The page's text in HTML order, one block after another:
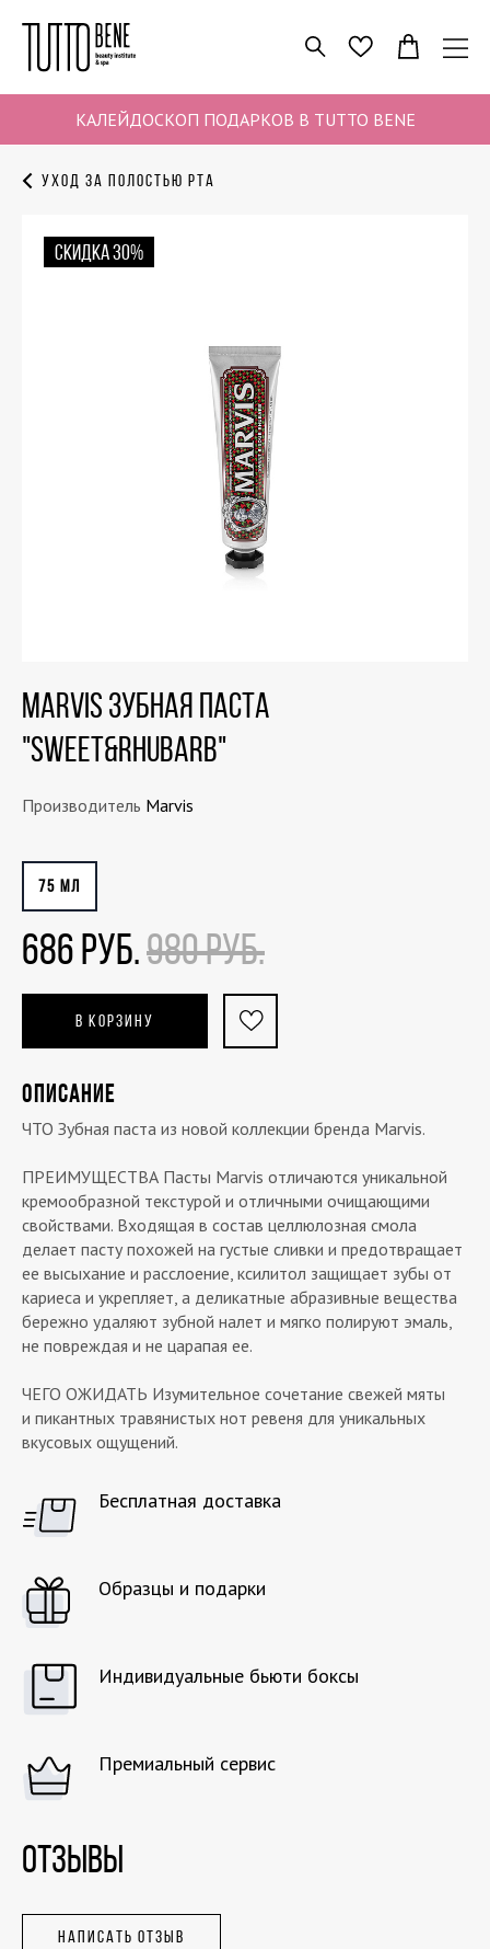
КАЛЕЙДОСКОП ПОДАРКОВ В TUTTO BENE
ПОИСК ИЗБРАННОЕ
Уход за полостью рта
СКИДКА 30%
MARVIS Зубная паста
"SWEET&RHUBARB"
Производитель Marvis
75 МЛ
686 РУБ.980 РУБ.
В КОРЗИНУ
ОПИСАНИЕ
ЧТО Зубная паста из новой коллекции бренда Marvis.
ПРЕИМУЩЕСТВА Пасты Marvis отличаются уникальной
кремообразной текстурой и отличными очищающими
свойствами. Входящая в состав целлюлозная смола
делает пасту похожей на густые сливки и предотвращает
ее высыхание и расслоение, ксилитол защищает зубы от
кариеса и укрепляет, а деликатные абразивные вещества
бережно удаляют зубной налет и мягко полируют эмаль,
не повреждая и не царапая ее.
ЧЕГО ОЖИДАТЬ Изумительное сочетание свежей мяты
и пикантных травянистых нот ревеня для уникальных
вкусовых ощущений.
Бесплатная доставка
Образцы и подарки
Индивидуальные бьюти боксы
Премиальный сервис
ОТЗЫВЫ
НАПИСАТЬ ОТЗЫВ